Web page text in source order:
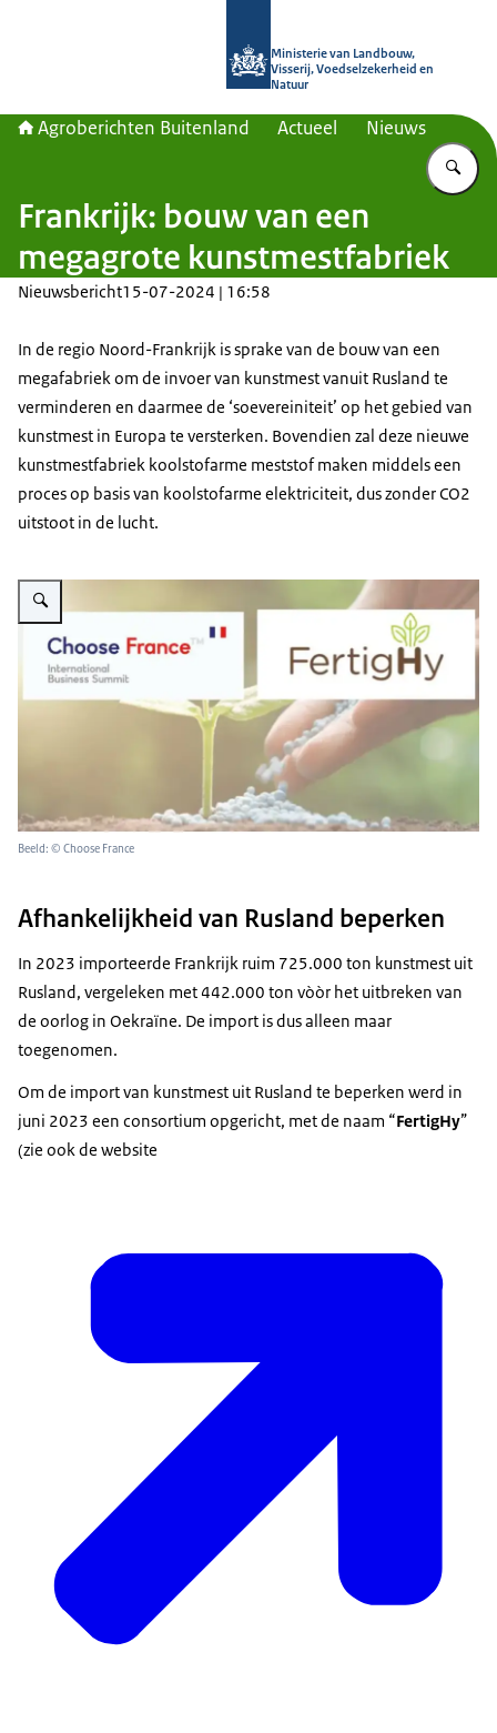
Ministerie van Landbouw,
Visserij, Voedselzekerheid en
Natuur
Agroberichten Buitenland Actueel Nieuws
Frankrijk: bouw van een
megagrote kunstmestfabriek
Nieuwsbericht15-07-2024 | 16:58
In de regio Noord-Frankrijk is sprake van de bouw van een
megafabriek om de invoer van kunstmest vanuit Rusland te
verminderen en daarmee de ‘soevereiniteit’ op het gebied van
kunstmest in Europa te versterken. Bovendien zal deze nieuwe
kunstmestfabriek koolstofarme meststof maken middels een
proces op basis van koolstofarme elektriciteit, dus zonder CO2
uitstoot in de lucht.
Vergroot afbeelding FertigHy
Beeld: © Choose France
Afhankelijkheid van Rusland beperken
In 2023 importeerde Frankrijk ruim 725.000 ton kunstmest uit
Rusland, vergeleken met 442.000 ton vòòr het uitbreken van
de oorlog in Oekraïne. De import is dus alleen maar
toegenomen.
Om de import van kunstmest uit Rusland te beperken werd in
juni 2023 een consortium opgericht, met de naam “FertigHy”
(zie ook de website